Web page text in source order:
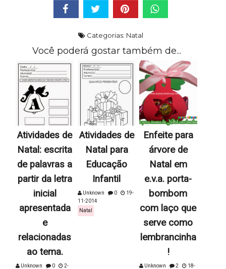
Categorias: Natal
Você poderá gostar também de...
Atividades de
Natal: escrita
de palavras a
partir da letra
inicial
apresentada
e
relacionadas
ao tema.
Unknown 0
2-
Atividades de
Natal para
Educação
Infantil
Unknown 0
19-
11-2014
Natal
Enfeite para
árvore de
Natal em
e.v.a. porta-
bombom
com laço que
serve como
lembrancinha
!
Unknown 2
18-